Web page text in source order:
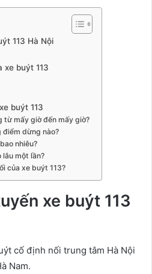
113 Hà Nội
xe buýt 113
buýt 113
từ mấy giờ đến mấy giờ?
điểm dừng nào?
nhiêu?
lâu một lần?
của xe buýt 113?
xe buýt 113
cố định nối trung tâm Hà Nội
Nam.